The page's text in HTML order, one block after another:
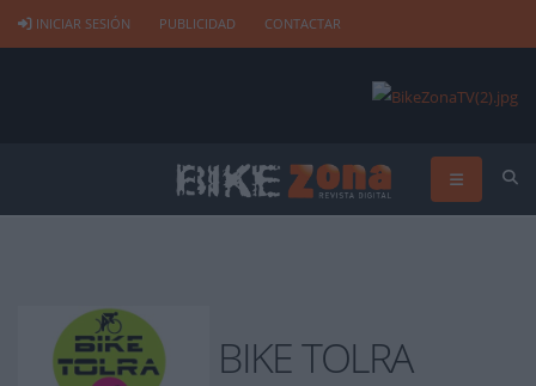
INICIAR SESIÓN PUBLICIDAD CONTACTAR
BIKE TOLRA